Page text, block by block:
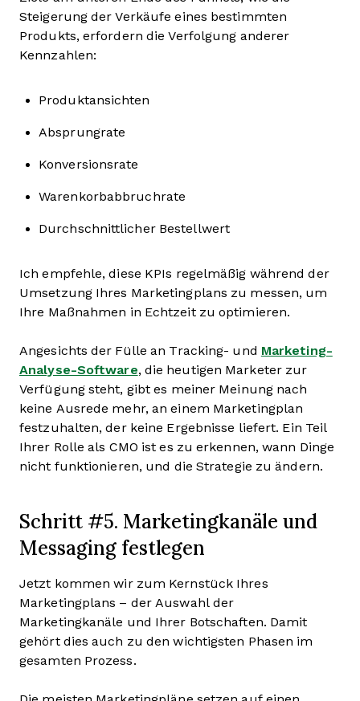
Steigerung der Verkäufe eines bestimmten
Produkts, erfordern die Verfolgung anderer
Kennzahlen:
Produktansichten
Absprungrate
Konversionsrate
Warenkorbabbruchrate
Durchschnittlicher Bestellwert
Ich empfehle, diese KPIs regelmäßig während der
Umsetzung Ihres Marketingplans zu messen, um
Ihre Maßnahmen in Echtzeit zu optimieren.
Angesichts der Fülle an Tracking- und Marketing-
Analyse-Software, die heutigen Marketer zur
Verfügung steht, gibt es meiner Meinung nach
keine Ausrede mehr, an einem Marketingplan
festzuhalten, der keine Ergebnisse liefert. Ein Teil
Ihrer Rolle als CMO ist es zu erkennen, wann Dinge
nicht funktionieren, und die Strategie zu ändern.
Schritt #5. Marketingkanäle und
Messaging festlegen
Jetzt kommen wir zum Kernstück Ihres
Marketingplans – der Auswahl der
Marketingkanäle und Ihrer Botschaften. Damit
gehört dies auch zu den wichtigsten Phasen im
gesamten Prozess.